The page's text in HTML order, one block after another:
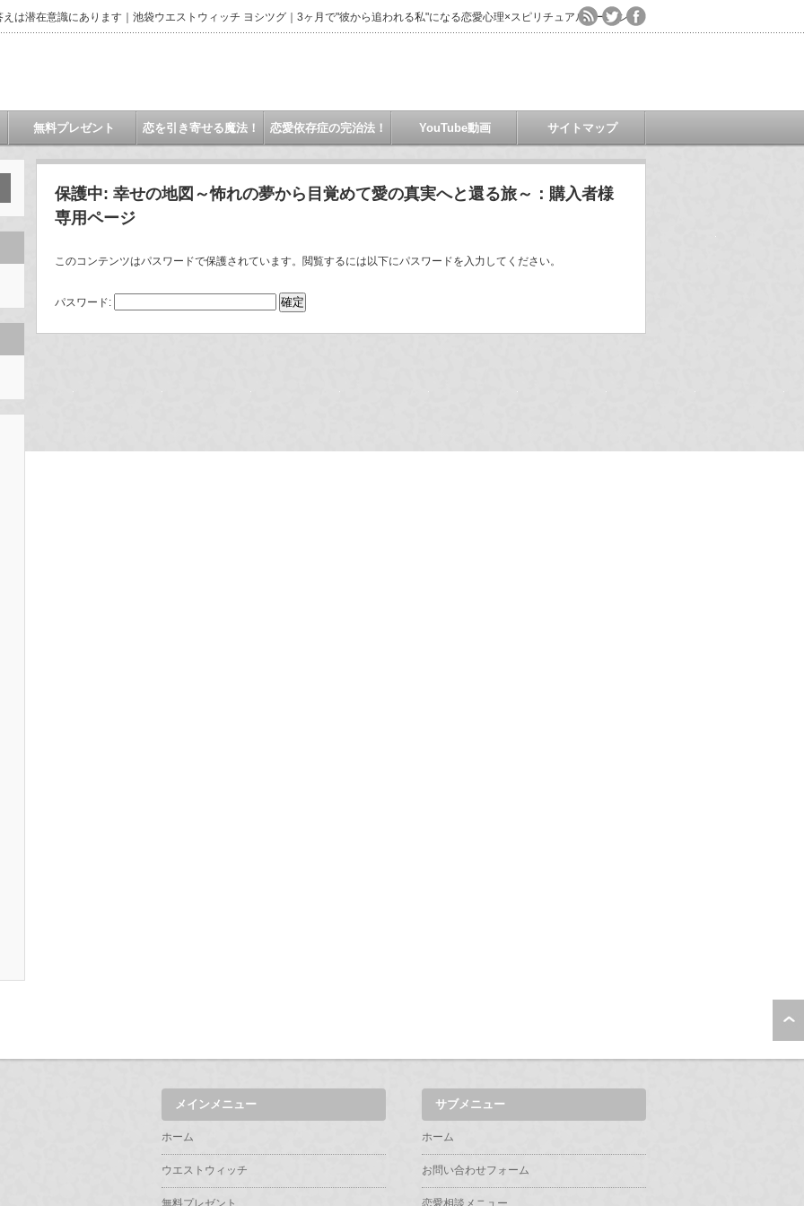
は潜在意識にあります｜池袋ウエストウィッチ ヨシツグ｜3ヶ月で"彼から追われる私"になる恋愛心理×スピリチュアルコーチング
無料プレゼント 恋を引き寄せる魔法！ 恋愛依存症の完治法！ YouTube動画 サイトマップ
保護中: 幸せの地図～怖れの夢から目覚めて愛の真実へと還る旅～：購入者様
専用ページ
このコンテンツはパスワードで保護されています。閲覧するには以下にパスワードを入力してください。
パスワード:
メインメニュー
ホーム
ウエストウィッチ
無料プレゼント
サブメニュー
ホーム
お問い合わせフォーム
恋愛相談メニュー